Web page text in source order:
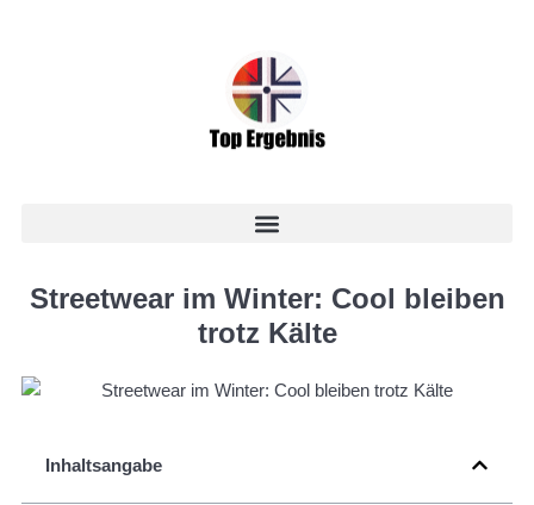
Streetwear im Winter: Cool bleiben
trotz Kälte
Inhaltsangabe